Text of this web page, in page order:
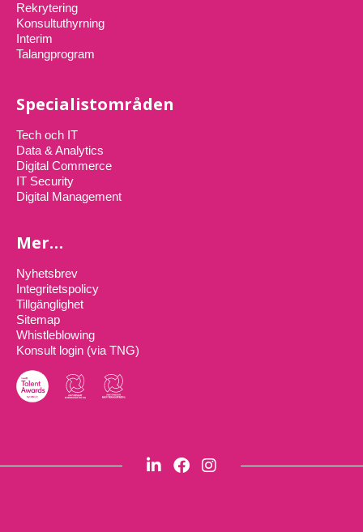
Rekrytering
Konsultuthyrning
Interim
Talangprogram
Specialistområden
Tech och IT
Data & Analytics
Digital Commerce
IT Security
Digital Management
Mer…
Nyhetsbrev
Integritetspolicy
Tillgänglighet
Sitemap
Whistleblowing
Konsult login (via TNG)